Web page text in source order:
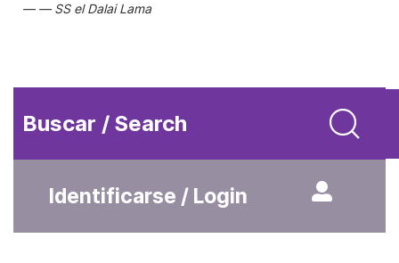
SS el Dalai Lama
Buscar / Search
Identificarse / Login